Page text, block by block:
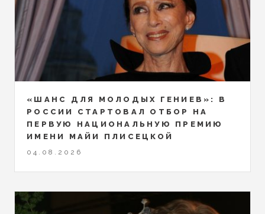
«ШАНС ДЛЯ МОЛОДЫХ ГЕНИЕВ»: В
РОССИИ СТАРТОВАЛ ОТБОР НА
ПЕРВУЮ НАЦИОНАЛЬНУЮ ПРЕМИЮ
ИМЕНИ МАЙИ ПЛИСЕЦКОЙ
04.08.2026